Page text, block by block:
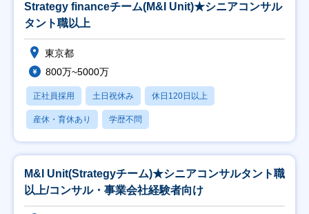
Strategy financeチーム(M&I Unit)★シニアコンサル
タント職以上
東京都
800万~5000万
正社員採用 土日祝休み 休日120日以上
産休・育休あり 学歴不問
M&I Unit(Strategyチーム)★シニアコンサルタント職
以上/コンサル・事業会社経験者向け